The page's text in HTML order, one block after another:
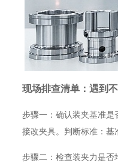
现场排查清单：遇到
步骤一：确认装夹基准
接改夹具。判断标准：基
步骤二：检查装夹力是
工定制厂家